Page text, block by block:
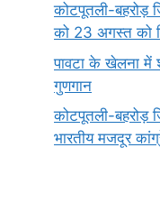
कोटपूतली-बहरोड़
को 23 अगस्त को
पावटा के खेलना में
गुणगान
कोटपूतली-
भारतीय मजदूर